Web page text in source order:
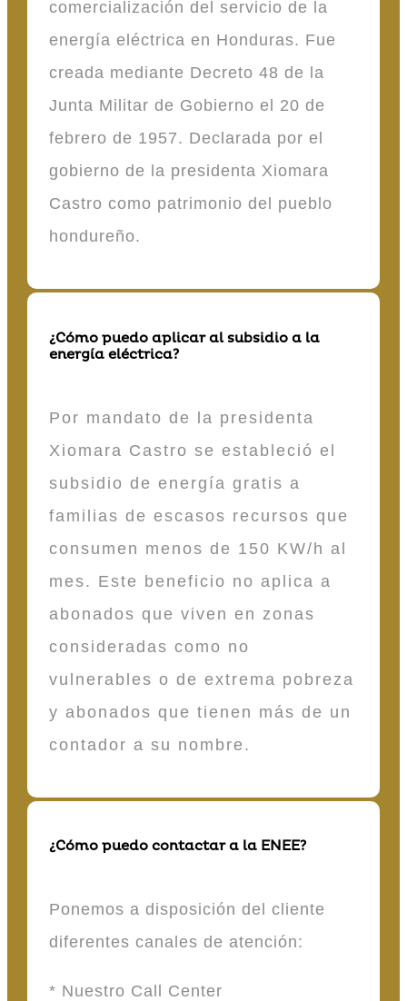
comercialización del servicio de la
energía eléctrica en Honduras. Fue
creada mediante Decreto 48 de la
Junta Militar de Gobierno el 20 de
febrero de 1957. Declarada por el
gobierno de la presidenta Xiomara
Castro como patrimonio del pueblo
hondureño.
¿Cómo puedo aplicar al subsidio a la
energía eléctrica?
Por mandato de la presidenta
Xiomara Castro se estableció el
subsidio de energía gratis a
familias de escasos recursos que
consumen menos de 150 KW/h al
mes. Este beneficio no aplica a
abonados que viven en zonas
consideradas como no
vulnerables o de extrema pobreza
y abonados que tienen más de un
contador a su nombre.
¿Cómo puedo contactar a la ENEE?
Ponemos a disposición del cliente
diferentes canales de atención:
* Nuestro Call Center